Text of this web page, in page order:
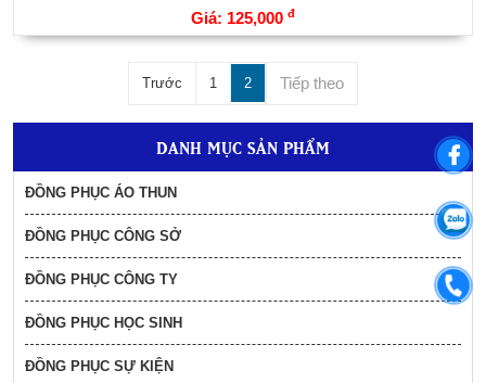
DANH MỤC SẢN PHẨM
ĐỒNG PHỤC ÁO THUN
ĐỒNG PHỤC CÔNG SỞ
ĐỒNG PHỤC CÔNG TY
ĐỒNG PHỤC HỌC SINH
ĐỒNG PHỤC SỰ KIỆN
135,000đ
ba lô anh văn 9
đ
Áo mưa đôi vải dù có kính che mặt - giá tận
xưởng- quảng cáo thương hiệu win
89,000đ
ba lô anh văn
Giá: 125,000 đ
Trước 1 2 Tiếp theo